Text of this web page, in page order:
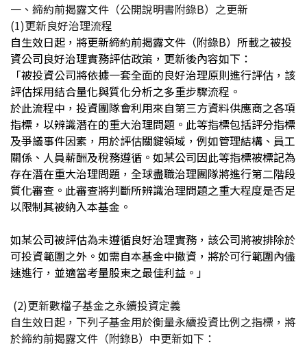
一、締約前揭露文件（公開說明書附錄B）之更新
(1)更新良好治理流程
自生效日起，將更新締約前揭露文件（附錄B）所載之被投
資公司良好治理實務評估政策，更新後內容如下：
「被投資公司將依據一套全面的良好治理原則進行評估，該
評估採用結合量化與質化分析之多重步驟流程。
於此流程中，投資團隊會利用來自第三方資料供應商之各項
指標，以辨識潛在的重大治理問題。此等指標包括評分指標
及爭議事件因素，用於評估關鍵領域，例如管理結構、員工
關係、人員薪酬及稅務遵循。如某公司因此等指標被標記為
存在潛在重大治理問題，全球盡職治理團隊將進行第二階段
質化審查。此審查將判斷所辨識治理問題之重大程度是否足
以限制其被納入本基金。
如某公司被評估為未遵循良好治理實務，該公司將被排除於
可投資範圍之外。如需自本基金中撤資，將於可行範圍內儘
速進行，並適當考量股東之最佳利益。」
(2)更新數檔子基金之永續投資定義
自生效日起，下列子基金用於衡量永續投資比例之指標，將
於締約前揭露文件（附錄B）中更新如下：